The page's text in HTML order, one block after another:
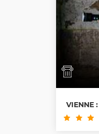
VIENNE